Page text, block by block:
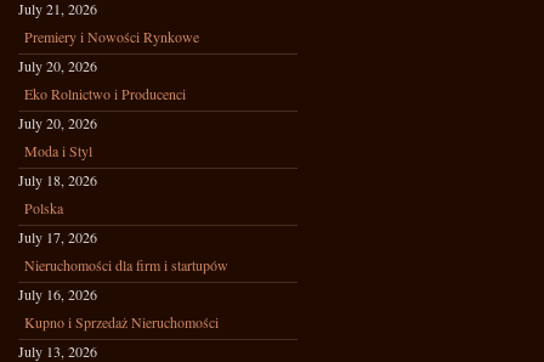
July 21, 2026
Premiery i Nowości Rynkowe
July 20, 2026
Eko Rolnictwo i Producenci
July 20, 2026
Moda i Styl
July 18, 2026
Polska
July 17, 2026
Nieruchomości dla firm i startupów
July 16, 2026
Kupno i Sprzedaż Nieruchomości
July 13, 2026